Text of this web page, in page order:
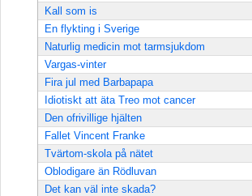
Kall som is
En flykting i Sverige
Naturlig medicin mot tarmsjukdom
Vargas-vinter
Fira jul med Barbapapa
Idiotiskt att äta Treo mot cancer
Den ofrivillige hjälten
Fallet Vincent Franke
Tvärtom-skola på nätet
Oblodigare än Rödluvan
Det kan väl inte skada?